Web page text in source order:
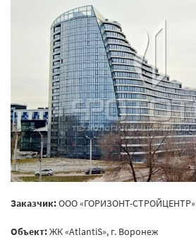
Заказчик:ООО «ГОРИЗОНТ-СТРОЙЦЕНТР»
Объект:ЖК «AtlantiS», г. Воронеж